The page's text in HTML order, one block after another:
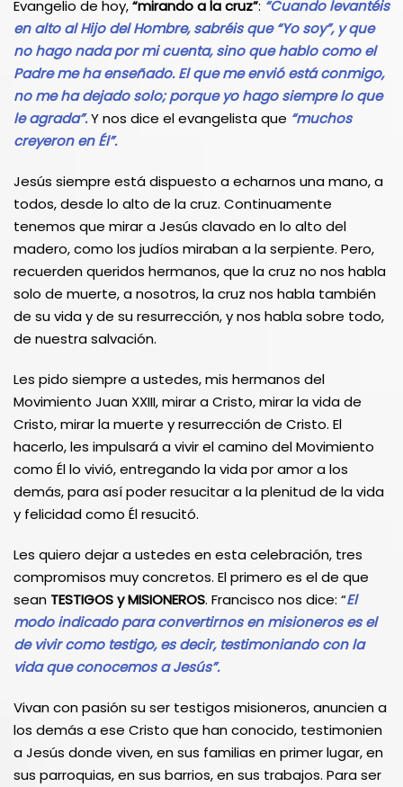
Evangelio de hoy,“mirando a la cruz”: “Cuando levantéis
en alto al Hijo del Hombre, sabréis que “Yo soy”, y que
no hago nada por mi cuenta, sino que hablo como el
Padre me ha enseñado. El que me envió está conmigo,
no me ha dejado solo; porque yo hago siempre lo que
le agrada”.Y nos dice el evangelista que “muchos
creyeron en Él”.
Jesús siempre está dispuesto a echarnos una mano, a
todos, desde lo alto de la cruz. Continuamente
tenemos que mirar a Jesús clavado en lo alto del
madero, como los judíos miraban a la serpiente. Pero,
recuerden queridos hermanos, que la cruz no nos habla
solo de muerte, a nosotros, la cruz nos habla también
de su vida y de su resurrección, y nos habla sobre todo,
de nuestra salvación.
Les pido siempre a ustedes, mis hermanos del
Movimiento Juan XXIII, mirar a Cristo, mirar la vida de
Cristo, mirar la muerte y resurrección de Cristo. El
hacerlo, les impulsará a vivir el camino del Movimiento
como Él lo vivió, entregando la vida por amor a los
demás, para así poder resucitar a la plenitud de la vida
y felicidad como Él resucitó.
Les quiero dejar a ustedes en esta celebración, tres
compromisos muy concretos. El primero es el de que
sean TESTIGOS y MISIONEROS. Francisco nos dice: “El
modo indicado para convertirnos en misioneros es el
de vivir como testigo, es decir, testimoniando con la
vida que conocemos a Jesús”.
Vivan con pasión su ser testigos misioneros, anuncien a
los demás a ese Cristo que han conocido, testimonien
a Jesús donde viven, en sus familias en primer lugar, en
sus parroquias, en sus barrios, en sus trabajos. Para ser